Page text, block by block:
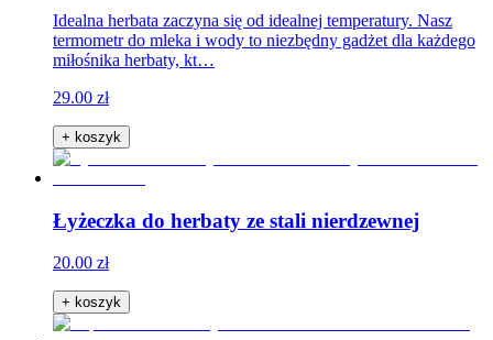
Idealna herbata zaczyna się od idealnej temperatury. Nasz
termometr do mleka i wody to niezbędny gadżet dla każdego
miłośnika herbaty, kt…
29.00 zł
+ koszyk
Łyżeczka do herbaty ze stali nierdzewnej
20.00 zł
+ koszyk